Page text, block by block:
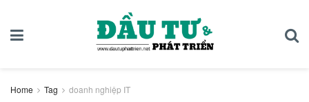
Home Tag doanh nghiệp IT